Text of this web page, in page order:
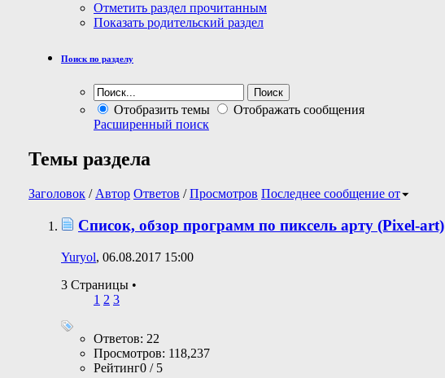
Отметить раздел прочитанным
Показать родительский раздел
Поиск по разделу
Отобразить темы
Отображать сообщения
Расширенный поиск
Темы раздела
Заголовок / Автор Ответов /Просмотров Последнее сообщение от
Список, обзор программ по пиксель арту (Pixel-art)
Yuryol, 06.08.2017 15:00
3 Страницы •
1 2 3
Ответов: 22
Просмотров: 118,237
Рейтинг0 / 5